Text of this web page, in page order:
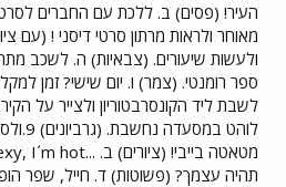
העיר! (פסים) ב. ללכת עם החברים
מאוחר ולראות מרתון סרטי דיסני ! (עם
ולעשות שיעורים. (צבאיות) ה. לשכב
ספר רומנטי. (צמר) ו. יום שישי? זמן
לשבת ליד הקונסרבטוריון ולצייר על
לוהט